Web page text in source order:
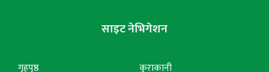
साइट नेभिगेशन
गृहपृष्ठ
कुराकानी